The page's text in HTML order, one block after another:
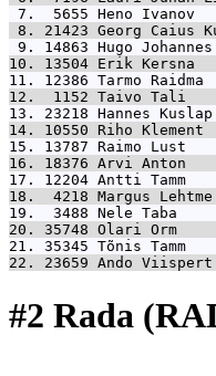
7.  5655 Heno
8. 21423 Georg Caius
9. 14863 Hugo
10. 13504 Erik Kersna
11. 12386 Tarmo
12.  1152 Taivo Tali
13. 23218 Hannes
14. 10550 Riho
15. 13787 Raimo Lust
16. 18376 Arvi Anton
17. 12204 Antti Tamm
18.  4218 Margus
19.  3488 Nele Taba
20. 35748 Olari Orm
21. 35345 Tõnis Tamm
22. 23659 Ando
#2 Rada